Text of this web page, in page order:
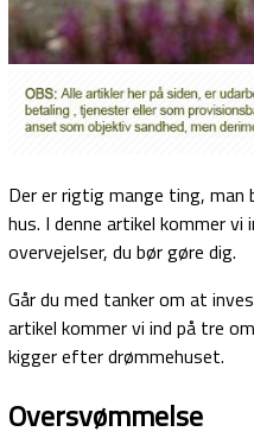
Der er rigtig mange ting,
hus. I denne artikel kommer
overvejelser, du bør gøre dig.
Går du med tanker om at
artikel kommer vi ind på tre
kigger efter drømmehuset.
Oversvømmelse